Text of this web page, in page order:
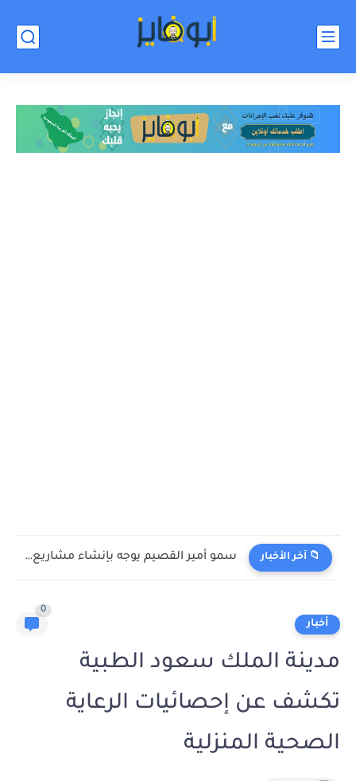
📁 آخر الأخبار سمو أمير القصيم يوجه بإنشاء مشاريع تنموية في محافظة ضرية
أخبار
0
مدينة الملك سعود الطبية
تكشف عن إحصائيات الرعاية
الصحية المنزلية